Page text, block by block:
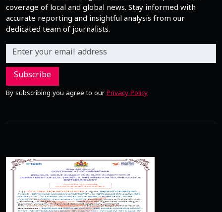
coverage of local and global news. Stay informed with
accurate reporting and insightful analysis from our
dedicated team of journalists.
Subscribe
By subscribing you agree to our Privacy Policy